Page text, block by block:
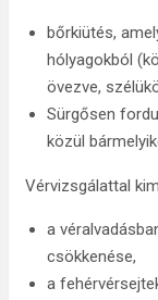
bőrkiütés,
hólyagokból
övezve,
Sürgősen
közül
Vérvizsgálattal
a
csökkenése,
a